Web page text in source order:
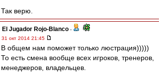
Так верю.
El Jugador Rojo-Blanco -
31 окт 2014 21:45
В общем нам поможет только люстрация)))))
То есть смена вообще всех игроков, тренеров,
менеджеров, владельцев.